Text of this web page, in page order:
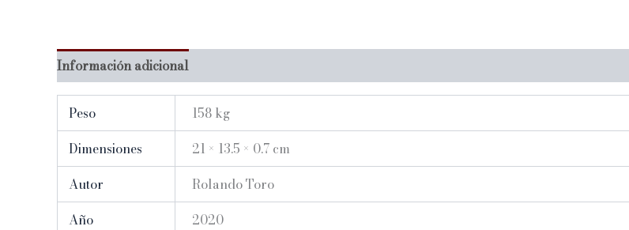
Información adicional
Peso
158 kg
Dimensiones
21 × 13.5 × 0.7 cm
Autor
Rolando Toro
Año
2020